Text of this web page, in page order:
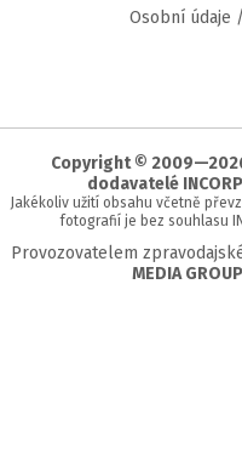
Osobní údaje
Copyright © 2009—2026
dodavatelé
Jakékoliv užití obsahu včetně
fotografií je bez souhlasu
Provozovatelem
MEDIA